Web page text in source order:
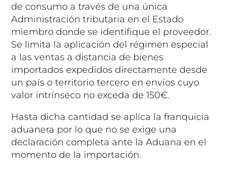
de consumo a través de una única
Administración tributaria en el Estado
miembro donde se identifique el proveedor.
Se limita la aplicación del régimen especial
a las ventas a distancia de bienes
importados expedidos directamente desde
un país o territorio tercero en envíos cuyo
valor intrínseco no exceda de 150€.
Hasta dicha cantidad se aplica la franquicia
aduanera por lo que no se exige una
declaración completa ante la Aduana en el
momento de la importación.